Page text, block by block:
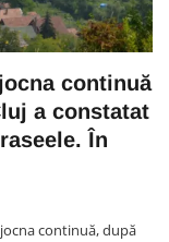
continuă
a constatat
În
continuă, după